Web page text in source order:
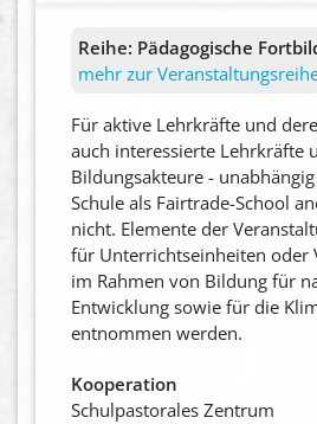
Reihe: Pädagogische
mehr zur
Für aktive Lehrkräfte und
auch interessierte Lehrkräfte
Bildungsakteure -
Schule als Fairtrade-School
nicht. Elemente der
für Unterrichtseinheiten oder
im Rahmen von Bildung für
Entwicklung sowie für die
entnommen werden.
Kooperation
Schulpastorales Zentrum